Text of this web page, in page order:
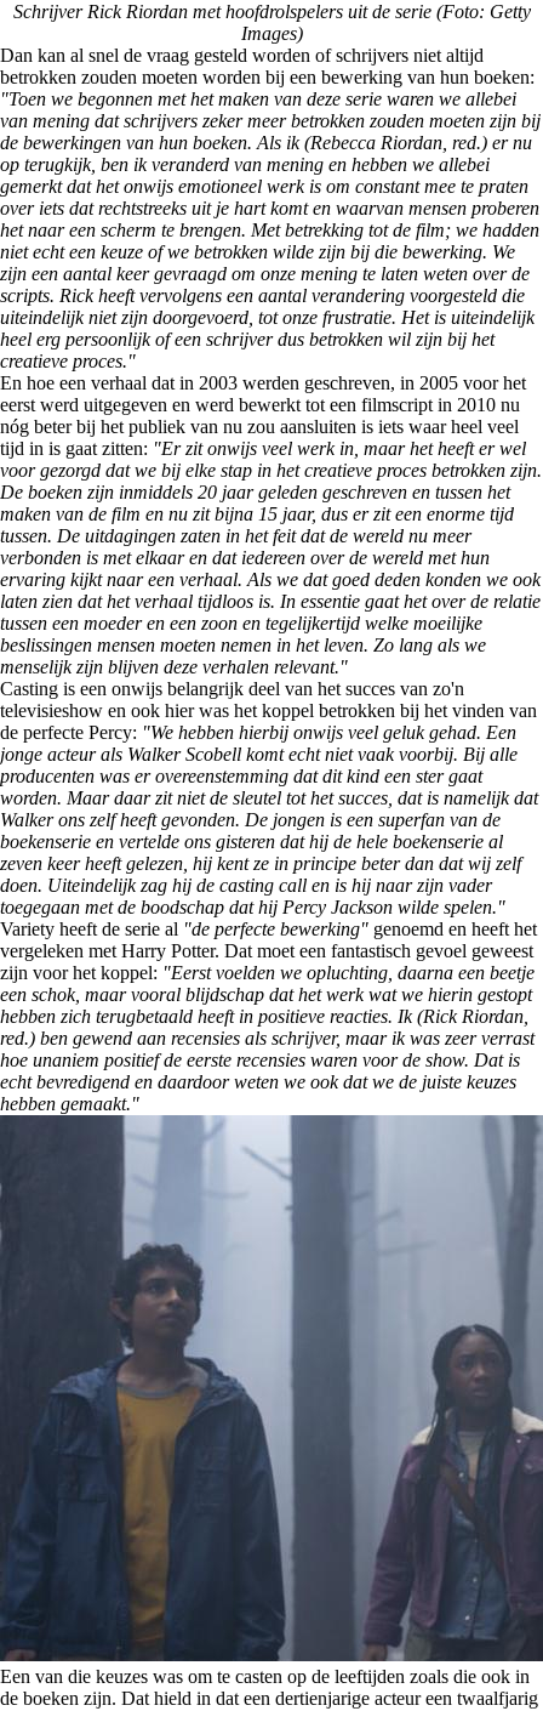
Schrijver Rick Riordan met hoofdrolspelers uit de serie (Foto: Getty
Images)
Dan kan al snel de vraag gesteld worden of schrijvers niet altijd
betrokken zouden moeten worden bij een bewerking van hun boeken:
"Toen we begonnen met het maken van deze serie waren we allebei
van mening dat schrijvers zeker meer betrokken zouden moeten zijn bij
de bewerkingen van hun boeken. Als ik (Rebecca Riordan, red.) er nu
op terugkijk, ben ik veranderd van mening en hebben we allebei
gemerkt dat het onwijs emotioneel werk is om constant mee te praten
over iets dat rechtstreeks uit je hart komt en waarvan mensen proberen
het naar een scherm te brengen. Met betrekking tot de film; we hadden
niet echt een keuze of we betrokken wilde zijn bij die bewerking. We
zijn een aantal keer gevraagd om onze mening te laten weten over de
scripts. Rick heeft vervolgens een aantal verandering voorgesteld die
uiteindelijk niet zijn doorgevoerd, tot onze frustratie. Het is uiteindelijk
heel erg persoonlijk of een schrijver dus betrokken wil zijn bij het
creatieve proces."
En hoe een verhaal dat in 2003 werden geschreven, in 2005 voor het
eerst werd uitgegeven en werd bewerkt tot een filmscript in 2010 nu
nóg beter bij het publiek van nu zou aansluiten is iets waar heel veel
tijd in is gaat zitten: "Er zit onwijs veel werk in, maar het heeft er wel
voor gezorgd dat we bij elke stap in het creatieve proces betrokken zijn.
De boeken zijn inmiddels 20 jaar geleden geschreven en tussen het
maken van de film en nu zit bijna 15 jaar, dus er zit een enorme tijd
tussen. De uitdagingen zaten in het feit dat de wereld nu meer
verbonden is met elkaar en dat iedereen over de wereld met hun
ervaring kijkt naar een verhaal. Als we dat goed deden konden we ook
laten zien dat het verhaal tijdloos is. In essentie gaat het over de relatie
tussen een moeder en een zoon en tegelijkertijd welke moeilijke
beslissingen mensen moeten nemen in het leven. Zo lang als we
menselijk zijn blijven deze verhalen relevant."
Casting is een onwijs belangrijk deel van het succes van zo'n
televisieshow en ook hier was het koppel betrokken bij het vinden van
de perfecte Percy: "We hebben hierbij onwijs veel geluk gehad. Een
jonge acteur als Walker Scobell komt echt niet vaak voorbij. Bij alle
producenten was er overeenstemming dat dit kind een ster gaat
worden. Maar daar zit niet de sleutel tot het succes, dat is namelijk dat
Walker ons zelf heeft gevonden. De jongen is een superfan van de
boekenserie en vertelde ons gisteren dat hij de hele boekenserie al
zeven keer heeft gelezen, hij kent ze in principe beter dan dat wij zelf
doen. Uiteindelijk zag hij de casting call en is hij naar zijn vader
toegegaan met de boodschap dat hij Percy Jackson wilde spelen."
Variety heeft de serie al "de perfecte bewerking" genoemd en heeft het
vergeleken met Harry Potter. Dat moet een fantastisch gevoel geweest
zijn voor het koppel: "Eerst voelden we opluchting, daarna een beetje
een schok, maar vooral blijdschap dat het werk wat we hierin gestopt
hebben zich terugbetaald heeft in positieve reacties. Ik (Rick Riordan,
red.) ben gewend aan recensies als schrijver, maar ik was zeer verrast
hoe unaniem positief de eerste recensies waren voor de show. Dat is
echt bevredigend en daardoor weten we ook dat we de juiste keuzes
hebben gemaakt."
Een van die keuzes was om te casten op de leeftijden zoals die ook in
de boeken zijn. Dat hield in dat een dertienjarige acteur een twaalfjarig